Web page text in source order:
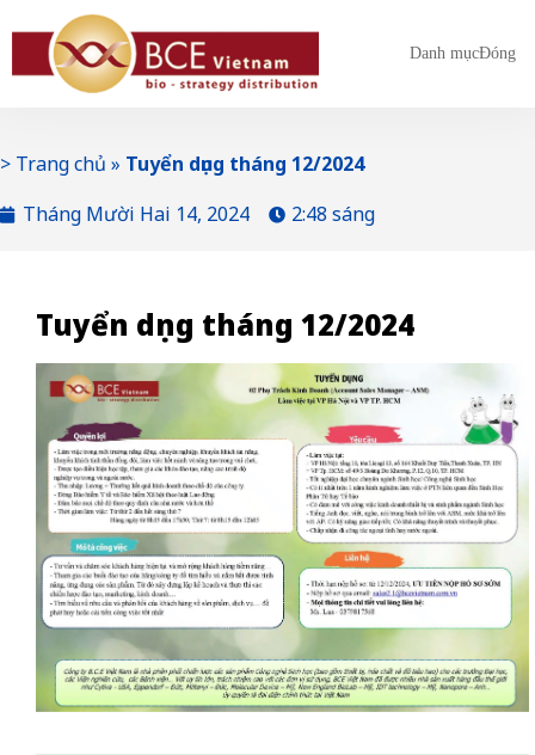
Danh mụcĐóng
> Trang chủ » Tuyển dụng tháng 12/2024
Tháng Mười Hai 14, 2024
2:48 sáng
Tuyển dụng tháng 12/2024